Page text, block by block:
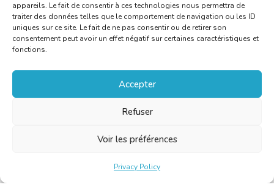
appareils. Le fait de consentir à ces technologies nous permettra de
traiter des données telles que le comportement de navigation ou les ID
uniques sur ce site. Le fait de ne pas consentir ou de retirer son
consentement peut avoir un effet négatif sur certaines caractéristiques et
fonctions.
Accepter
Refuser
Voir les préférences
Privacy Policy